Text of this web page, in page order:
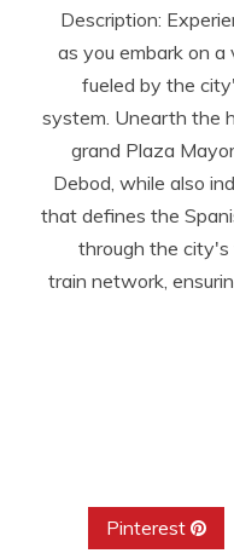
Description:
as you embark on
fueled by the
system. Unearth the
grand Plaza
Debod, while also
that defines the
through the city's
train network,